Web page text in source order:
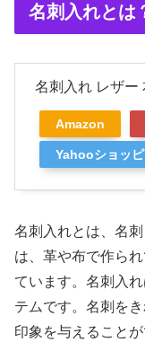
名刺入れとは
名刺入れ レザー
Amazon
Yahooショッ
名刺入れとは、名
は、革や布で作ら
ています。名刺入
テムです。名刺を
印象を与えることが